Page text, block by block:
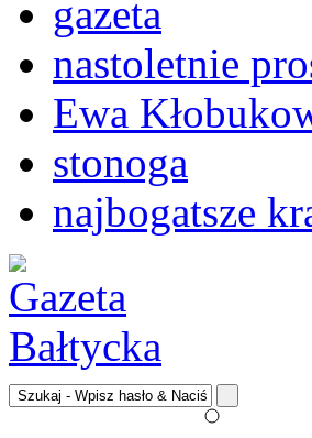
gazeta
nastoletnie
Ewa
stonoga
najbogatsze